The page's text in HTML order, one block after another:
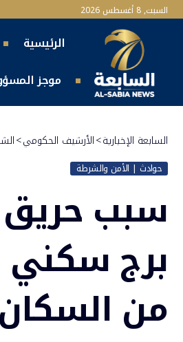
السبت, 8 أغسطس 2026
الرئيسية
موجز
السابعة الإخبارية>الأرشيف الحكومي>
حوادث | الأمن والشرطة
سبب حريق
برج سكني
من السكان